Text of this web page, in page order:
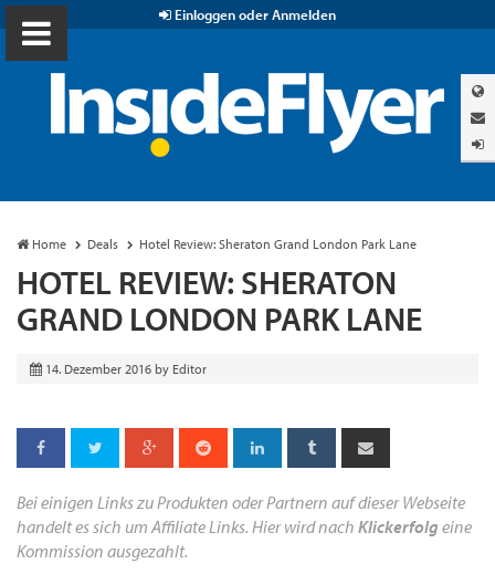
Einloggen oder Anmelden
Home Deals Hotel Review: Sheraton Grand London Park Lane
HOTEL REVIEW: SHERATON
GRAND LONDON PARK LANE
14. Dezember 2016 by Editor
Bei einigen Links zu Produkten oder Partnern auf dieser Webseite
handelt es sich um Affiliate Links. Hier wird nach Klickerfolg eine
Kommission ausgezahlt.